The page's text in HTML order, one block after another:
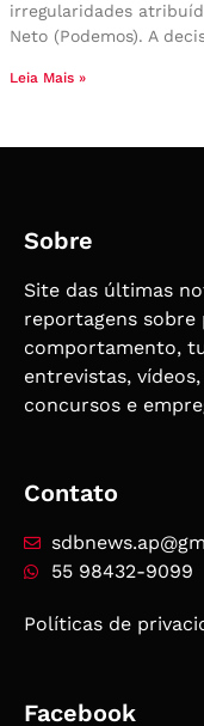
irregularidades
Neto (Podemos). A
Leia Mais »
Sobre
Site das últimas
reportagens
comportamento,
entrevistas,
concursos e
Contato
55 98432-9099
Políticas de
Facebook